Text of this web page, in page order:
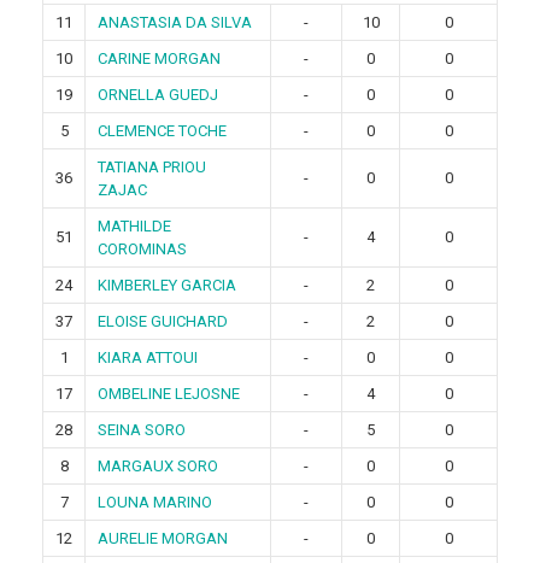
11 ANASTASIA DA SILVA - 10
0
10
CARINE MORGAN - 0
0
19
ORNELLA GUEDJ - 0
0
5
CLEMENCE TOCHE - 0 0
36
TATIANA PRIOU
ZAJAC
- 0 0
51
MATHILDE
COROMINAS
- 4 0
24 KIMBERLEY GARCIA - 2
0
37
ELOISE GUICHARD - 2
0
1
KIARA ATTOUI - 0
0
17
OMBELINE LEJOSNE - 4
0
28
SEINA SORO - 5
0
8
MARGAUX SORO - 0
0
7
LOUNA MARINO - 0
0
12
AURELIE MORGAN - 0 0